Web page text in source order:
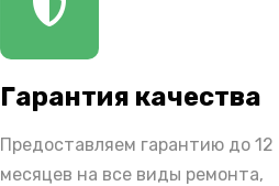
Гарантия качества
Предоставляем гарантию до 12
месяцев на все виды ремонта,